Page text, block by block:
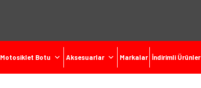
Motosiklet Botu Aksesuarlar Markalar İndirimli Ürünler